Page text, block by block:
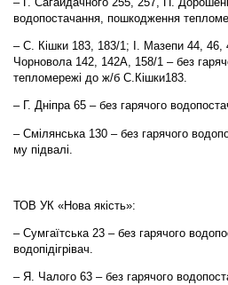
водопостачання, пошкодження
– С. Кішки 183, 183/1; І. Мазепи 44, 46,
Чорновола 142, 142А, 158/1 – без
тепломережі до ж/б С.Кішки183.
– Г. Дніпра 65 – без гарячого
– Смілянська 130 – без гарячого
му підвалі.
ТОВ УК «Нова якість»:
– Сумгаїтська 23 – без гарячого
водопідігрівач.
– Я. Чалого 63 – без гарячого